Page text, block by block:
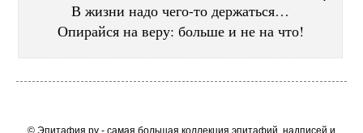
В жизни надо чего-то держаться…
Опирайся на веру: больше и не на что!
© Эпитафия.ру - самая большая коллекция эпитафий, надписей и